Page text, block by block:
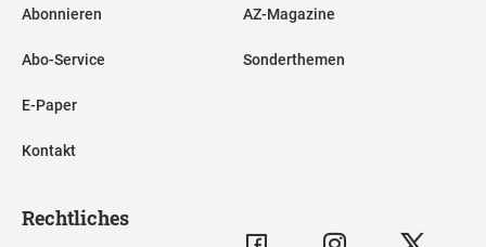
Abonnieren
Abo-Service
E-Paper
Kontakt
AZ-Magazine
Sonderthemen
Rechtliches